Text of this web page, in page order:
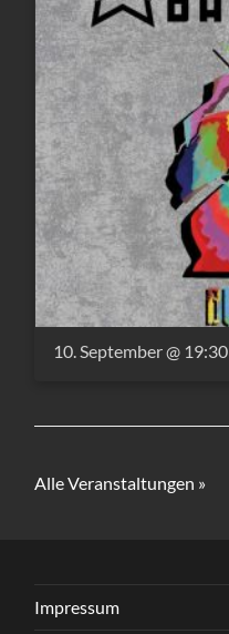
10. September @ 19:30
Alle Veranstaltungen »
Impressum